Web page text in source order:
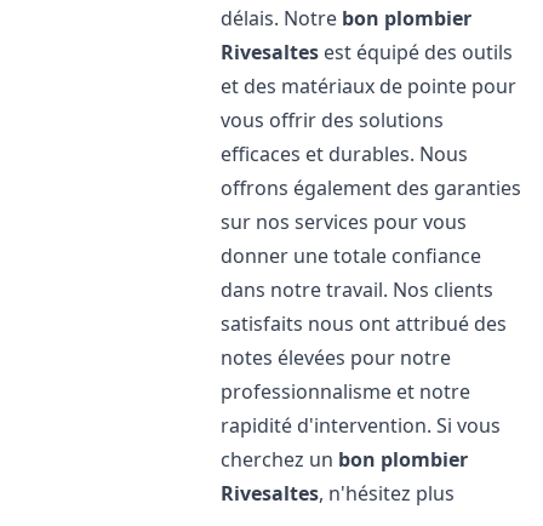
délais. Notre bon plombier
Rivesaltes est équipé des outils
et des matériaux de pointe pour
vous offrir des solutions
efficaces et durables. Nous
offrons également des garanties
sur nos services pour vous
donner une totale confiance
dans notre travail. Nos clients
satisfaits nous ont attribué des
notes élevées pour notre
professionnalisme et notre
rapidité d'intervention. Si vous
cherchez un bon plombier
Rivesaltes, n'hésitez plus